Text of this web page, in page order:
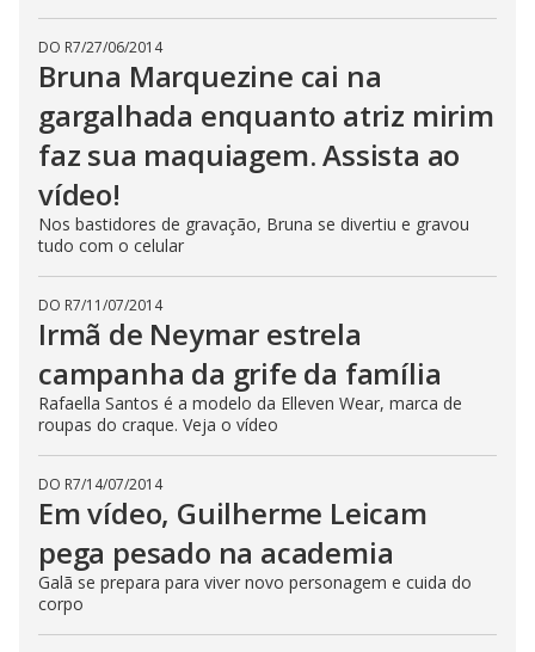
DO R7/27/06/2014
Bruna Marquezine cai na
gargalhada enquanto atriz mirim
faz sua maquiagem. Assista ao
vídeo!
Nos bastidores de gravação, Bruna se divertiu e gravou
tudo com o celular
DO R7/11/07/2014
Irmã de Neymar estrela
campanha da grife da família
Rafaella Santos é a modelo da Elleven Wear, marca de
roupas do craque. Veja o vídeo
DO R7/14/07/2014
Em vídeo, Guilherme Leicam
pega pesado na academia
Galã se prepara para viver novo personagem e cuida do
corpo